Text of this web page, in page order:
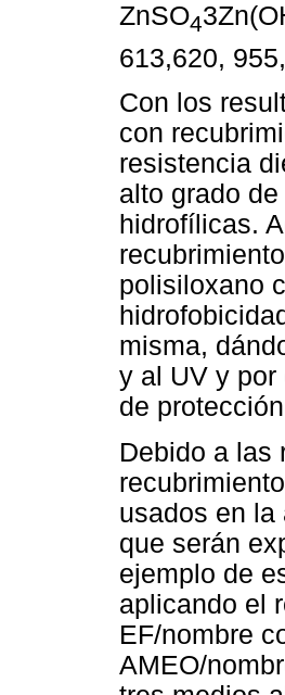
ZnSO4
613,620,
Con los
con
resistencia
alto grado
hidrofílicas.
polisiloxano
misma,
y al UV y
de
Debido a las
usados en la
que serán
ejemplo de
aplicando el
EF/nombre
AMEO/